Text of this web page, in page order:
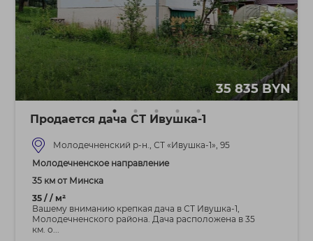
35 835 BYN
Продается дача СТ Ивушка-1
Молодечненский р-н., СТ «Ивушка-1», 95
Молодечненское направление
35 км от Минска
35 / / м²
Вашему вниманию крепкая дача в СТ Ивушка-1,
Молодечненского района. Дача расположена в 35
км. о...